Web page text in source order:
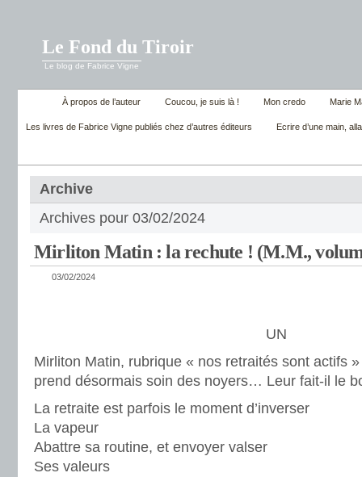
Le Fond du Tiroir
Le blog de Fabrice Vigne
À propos de l’auteur Coucou, je suis là ! Mon credo Marie
Les livres de Fabrice Vigne publiés chez d’autres éditeurs Ecrire d’une main,
Archive
Archives pour 03/02/2024
Mirliton Matin : la rechute ! (M.M.,
03/02/2024
UN
Mirliton Matin, rubrique « nos retraités sont actifs
prend désormais soin des noyers… Leur fait-il le
La retraite est parfois le moment d’inverser
La vapeur
Abattre sa routine, et envoyer valser
Ses valeurs